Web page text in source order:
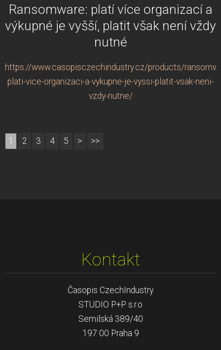
Ransomware: platí více organizací a
výkupné je vyšší, platit však není vždy
nutné
https://www.casopisczechindustry.cz/products/
plati-vice-organizaci-a-vykupne-je-vyssi-platit-vsak-neni-
vzdy-nutne/
1 2 3 4 5 > >>
Kontakt
Časopis CzechIndustry
STUDIO P+P s.r.o
Semilská 389/40
197 00 Praha 9